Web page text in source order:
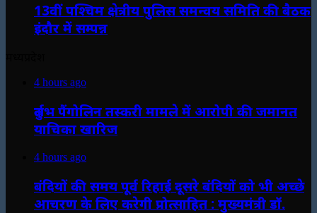
13वीं पश्चिम क्षेत्रीय पुलिस समन्वय समिति की बैठक
इंदौर में सम्पन्न
4 hours ago
दुर्लभ पैंगोलिन तस्करी मामले में आरोपी की जमानत
याचिका खारिज
4 hours ago
बंदियों की समय पूर्व रिहाई दूसरे बंदियों को भी अच्छे
आचरण के लिए करेगी प्रोत्साहित : मुख्यमंत्री डॉ.